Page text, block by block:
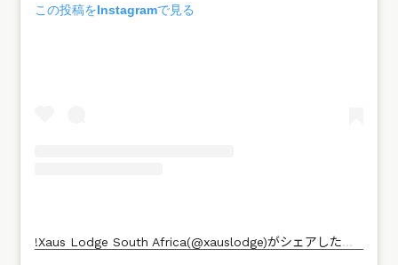
この投稿をInstagramで見る
!Xaus Lodge South Africa(@xauslodge)がシェアした投稿